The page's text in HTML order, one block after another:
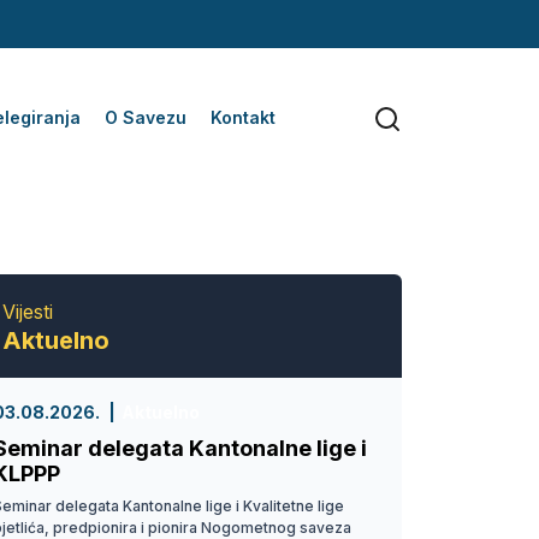
O Savezu Kontakt
Vijesti
Aktuelno
delegata Kantonalne lige i
delegata Kantonalne lige i Kvalitetne lige
predpionira i pionira Nogometnog saveza